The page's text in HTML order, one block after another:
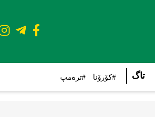
تاگ #کۆرۆنا #ترەمپ